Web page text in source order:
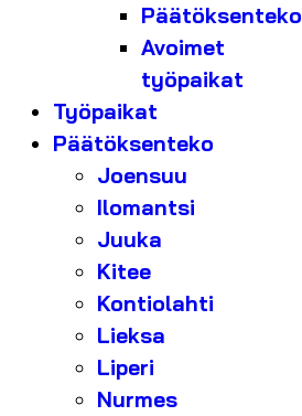
Päätöksenteko
Avoimet
työpaikat
Työpaikat
Päätöksenteko
Joensuu
Ilomantsi
Juuka
Kitee
Kontiolahti
Lieksa
Liperi
Nurmes